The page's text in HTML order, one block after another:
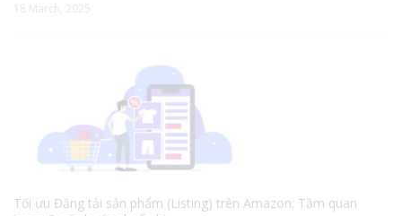
18 March, 2025
Tối ưu Đăng tải sản phẩm (Listing) trên Amazon: Tầm quan